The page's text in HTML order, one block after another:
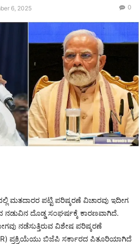
6, 2025 0
ಮತದಾರರ ಪಟ್ಟಿ ಪರಿಷ್ಕರಣೆ ವಿಚಾರವು ಇದೀಗ
ನಡುವಿನ ದೊಡ್ಡ ಸಂಘರ್ಷಕ್ಕೆ ಕಾರಣವಾಗಿದೆ.
ನಡೆಸುತ್ತಿರುವ ವಿಶೇಷ ಪರಿಷ್ಕರಣೆ
ಪ್ರಕ್ರಿಯೆಯು ಬಿಜೆಪಿ ಸರ್ಕಾರದ ಪಿತೂರಿಯಾಗಿದೆ